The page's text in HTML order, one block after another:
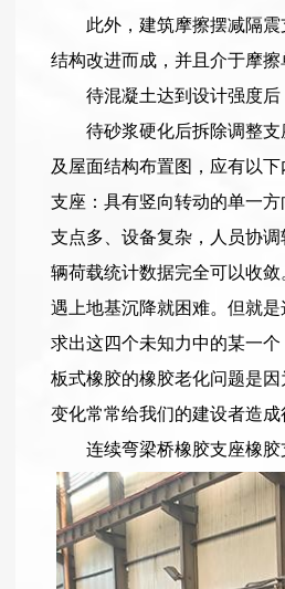
此外，建筑摩擦摆减隔
结构改进而成，并且介于摩擦
待混凝土达到设计强度
待砂浆硬化后拆除调整
及屋面结构布置图，应有以
支座：具有竖向转动的单一
支点多、设备复杂，人员协
辆荷载统计数据完全可以收
遇上地基沉降就困难。但就
求出这四个未知力中的某一
板式橡胶的橡胶老化问题是
变化常常给我们的建设者造成
连续弯梁桥橡胶支座橡